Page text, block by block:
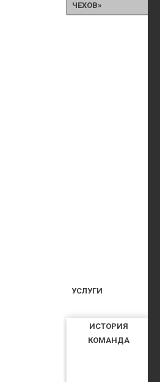
ЧЕХОВ»
ИСТОРИЯ
КОМАНДА
УСЛУГИ